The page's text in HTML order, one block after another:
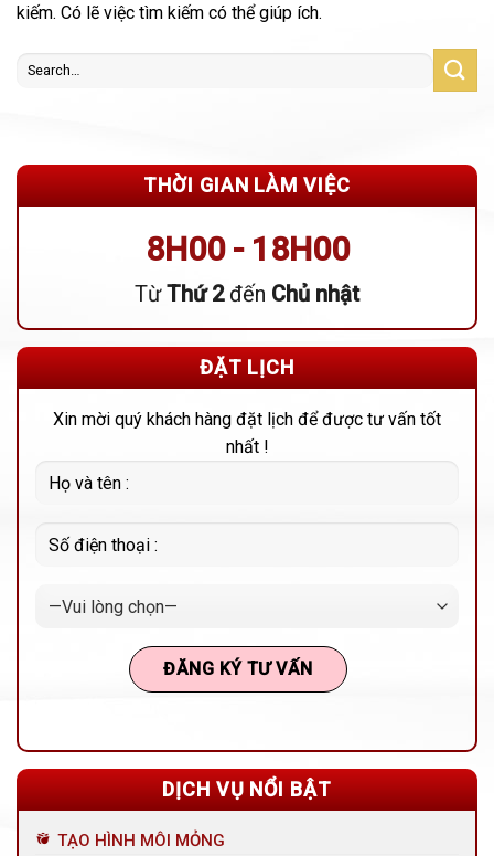
kiếm. Có lẽ việc tìm kiếm có thể giúp ích.
THỜI GIAN LÀM VIỆC
8H00 - 18H00
TừThứ 2đến Chủ nhật
ĐẶT LỊCH
Xin mời quý khách hàng đặt lịch để được tư vấn tốt
nhất !
DỊCH VỤ NỔI BẬT
TẠO HÌNH MÔI MỎNG